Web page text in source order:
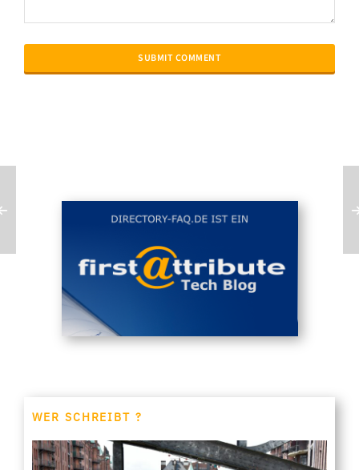
WER SCHREIBT ?